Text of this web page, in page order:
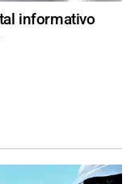
informativo